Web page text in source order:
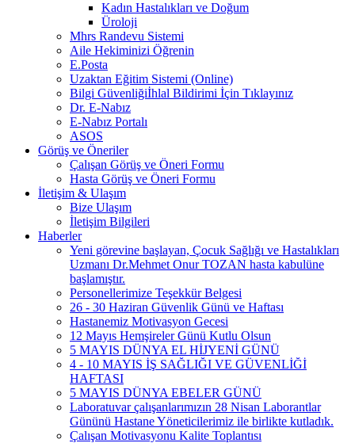
Kadın Hastalıkları ve Doğum
Üroloji
Mhrs Randevu Sistemi
Aile Hekiminizi Öğrenin
E.Posta
Uzaktan Eğitim Sistemi (Online)
Bilgi Güvenliğiİhlal Bildirimi İçin Tıklayınız
Dr. E-Nabız
E-Nabız Portalı
ASOS
Görüş ve Öneriler
Çalışan Görüş ve Öneri Formu
Hasta Görüş ve Öneri Formu
İletişim & Ulaşım
Bize Ulaşım
İletişim Bilgileri
Haberler
Yeni görevine başlayan, Çocuk Sağlığı ve Hastalıkları
Uzmanı Dr.Mehmet Onur TOZAN hasta kabulüne
başlamıştır.
Personellerimize Teşekkür Belgesi
26 - 30 Haziran Güvenlik Günü ve Haftası
Hastanemiz Motivasyon Gecesi
12 Mayıs Hemşireler Günü Kutlu Olsun
5 MAYIS DÜNYA EL HİJYENİ GÜNÜ
4 - 10 MAYIS İŞ SAĞLIĞI VE GÜVENLİĞİ
HAFTASI
5 MAYIS DÜNYA EBELER GÜNÜ
Laboratuvar çalışanlarımızın 28 Nisan Laborantlar
Gününü Hastane Yöneticilerimiz ile birlikte kutladık.
Çalışan Motivasyonu Kalite Toplantısı